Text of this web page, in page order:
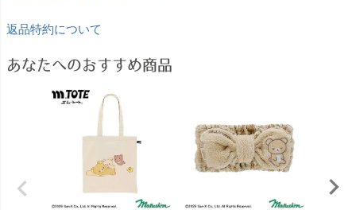
返品特約について
あなたへのおすすめ商品